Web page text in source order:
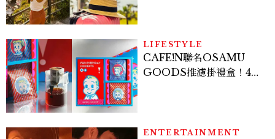
LIFESTYLE
CAFE!N聯名OSAMU
GOODS推濾掛禮盒！4款
ENTERTAINMENT